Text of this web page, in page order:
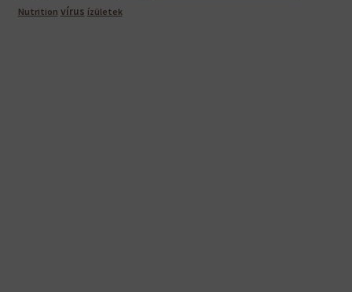
Nutrition vírus ízületek